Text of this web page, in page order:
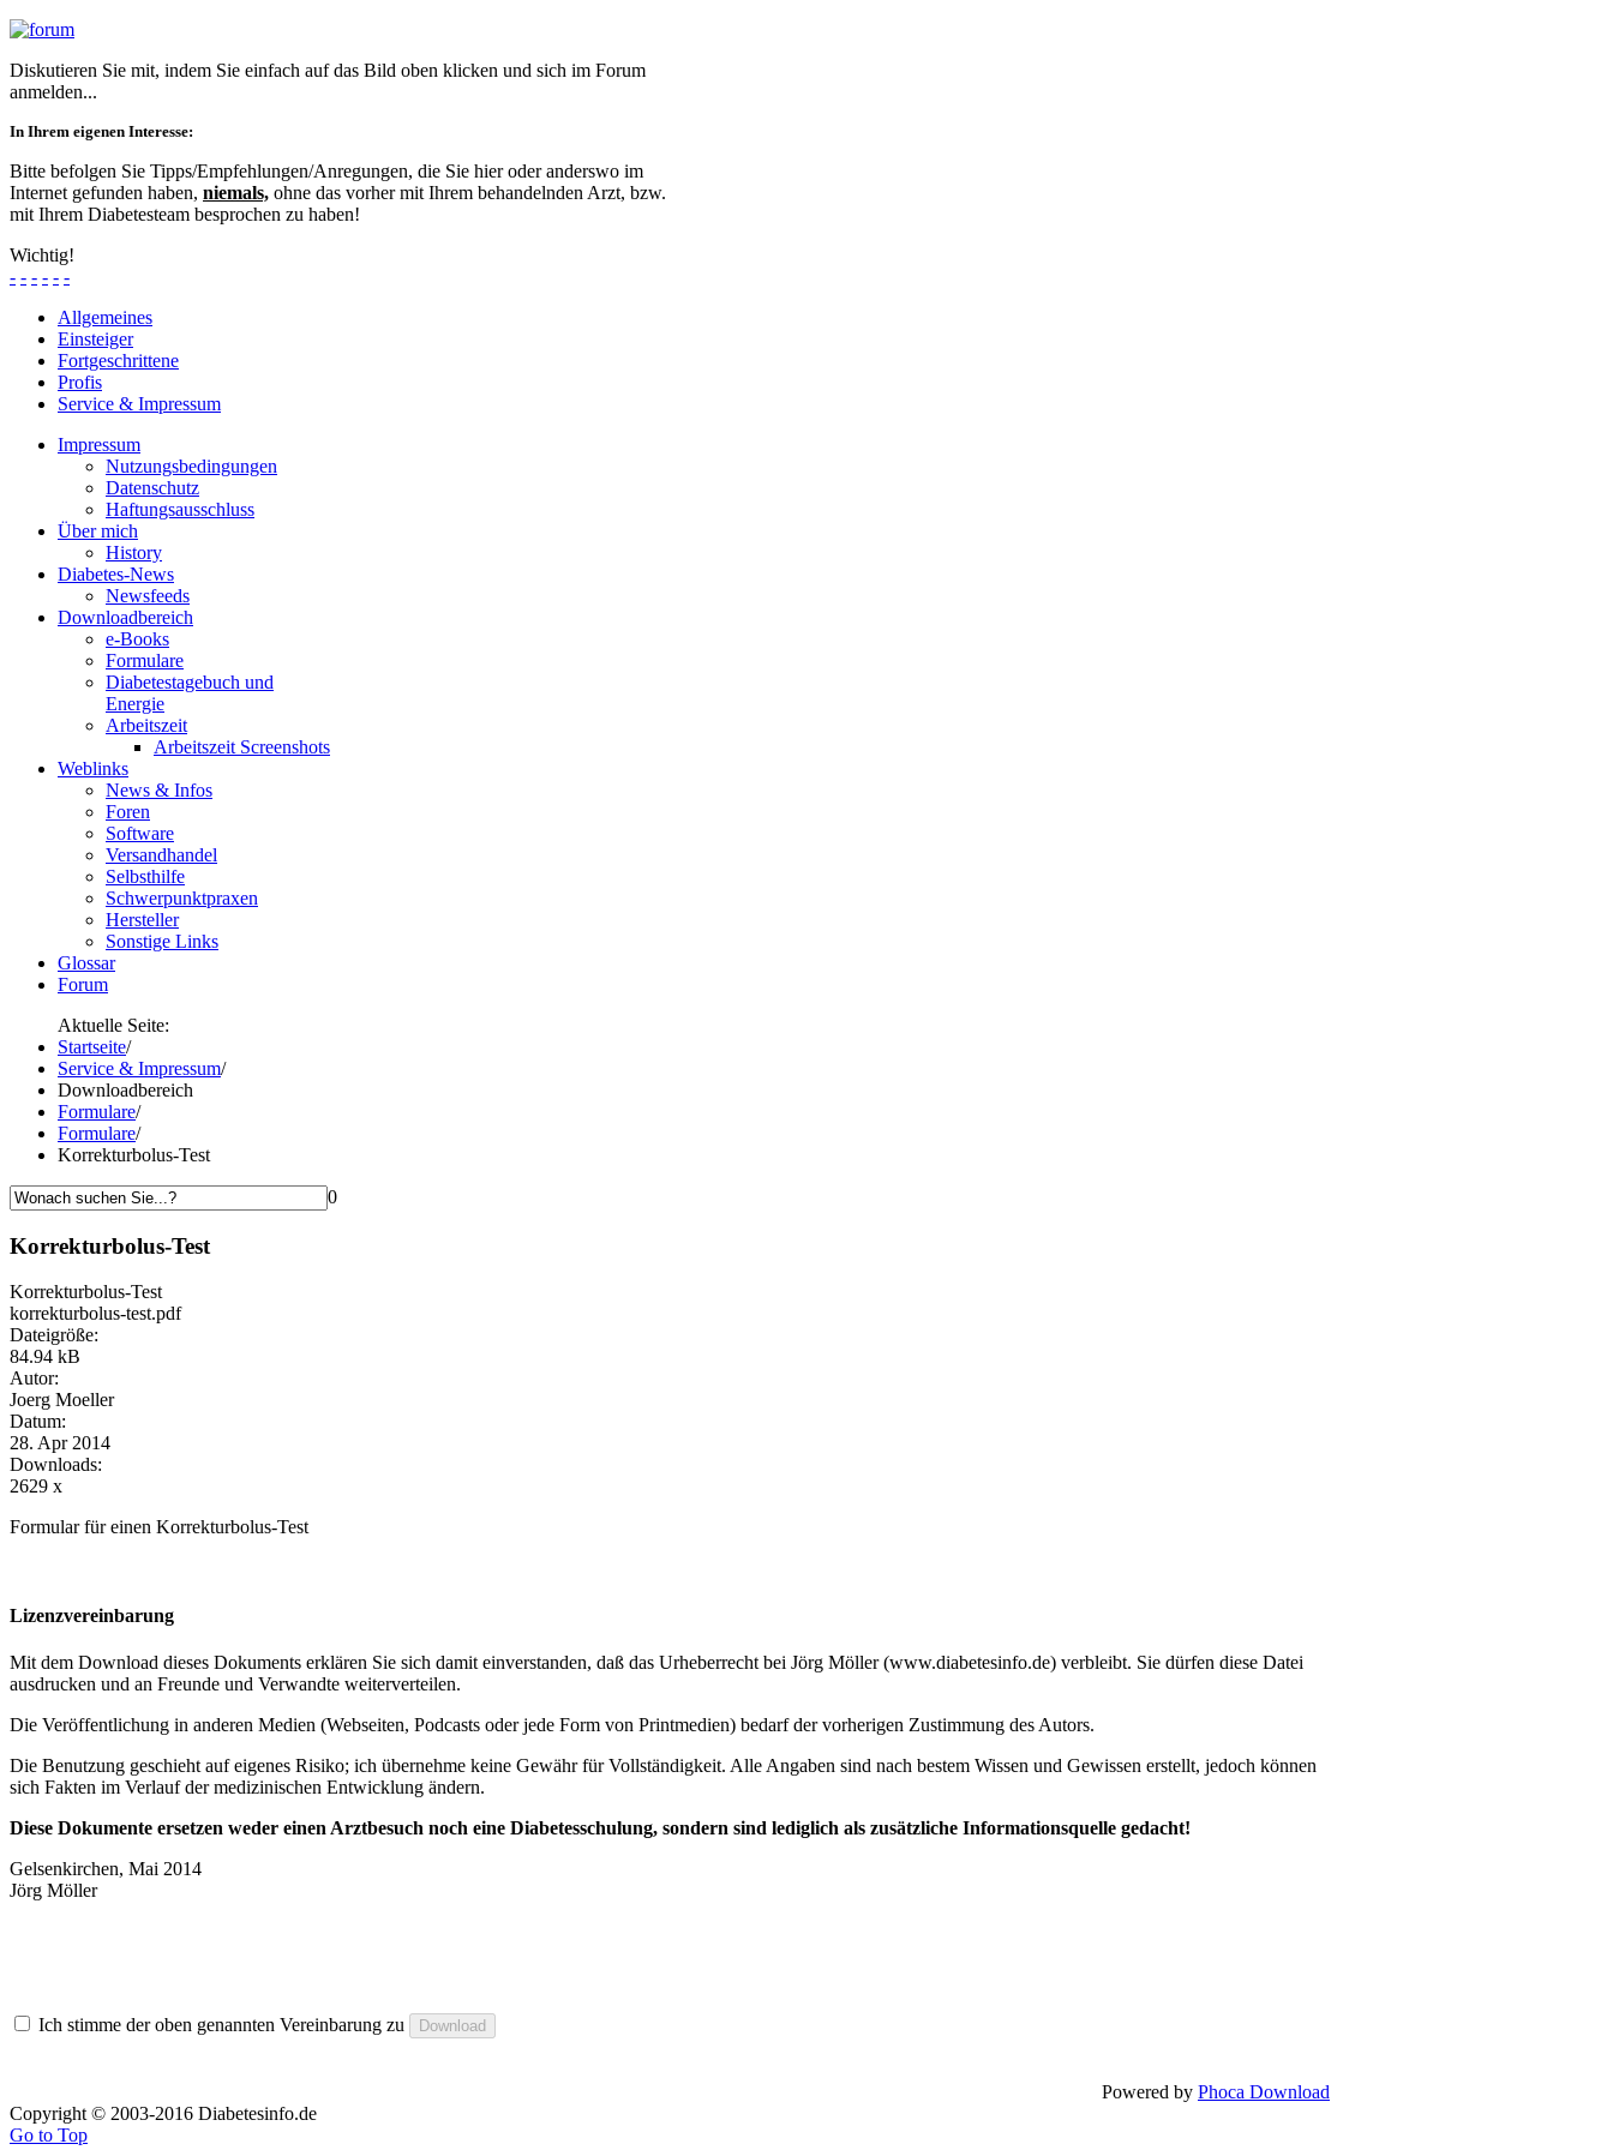
Diskutieren Sie mit, indem Sie einfach auf das Bild oben klicken und sich im Forum
anmelden...
In Ihrem eigenen Interesse:
Bitte befolgen Sie Tipps/Empfehlungen/Anregungen, die Sie hier oder anderswo im
Internet gefunden haben, niemals, ohne das vorher mit Ihrem behandelnden Arzt, bzw.
mit Ihrem Diabetesteam besprochen zu haben!
Wichtig!
- - - - - -
Allgemeines
Einsteiger
Fortgeschrittene
Profis
Service & Impressum
Impressum
Nutzungsbedingungen
Datenschutz
Haftungsausschluss
Über mich
History
Diabetes-News
Newsfeeds
Downloadbereich
e-Books
Formulare
Diabetestagebuch und
Energie
Arbeitszeit
Arbeitszeit Screenshots
Weblinks
News & Infos
Foren
Software
Versandhandel
Selbsthilfe
Schwerpunktpraxen
Hersteller
Sonstige Links
Glossar
Forum
Aktuelle Seite:
Startseite/
Service & Impressum/
Downloadbereich
Formulare/
Formulare/
Korrekturbolus-Test
0
Korrekturbolus-Test
Korrekturbolus-Test
korrekturbolus-test.pdf
Dateigröße:
84.94 kB
Autor:
Joerg Moeller
Datum:
28. Apr 2014
Downloads:
2629 x
Formular für einen Korrekturbolus-Test
Lizenzvereinbarung
Mit dem Download dieses Dokuments erklären Sie sich damit einverstanden, daß das Urheberrecht bei Jörg Möller (www.diabetesinfo.de) verbleibt. Sie dürfen diese Datei
ausdrucken und an Freunde und Verwandte weiterverteilen.
Die Veröffentlichung in anderen Medien (Webseiten, Podcasts oder jede Form von Printmedien) bedarf der vorherigen Zustimmung des Autors.
Die Benutzung geschieht auf eigenes Risiko; ich übernehme keine Gewähr für Vollständigkeit. Alle Angaben sind nach bestem Wissen und Gewissen erstellt, jedoch können
sich Fakten im Verlauf der medizinischen Entwicklung ändern.
Diese Dokumente ersetzen weder einen Arztbesuch noch eine Diabetesschulung, sondern sind lediglich als zusätzliche Informationsquelle gedacht!
Gelsenkirchen, Mai 2014
Jörg Möller
Ich stimme der oben genannten Vereinbarung zu
Powered by Phoca Download
Copyright © 2003-2016 Diabetesinfo.de
Go to Top